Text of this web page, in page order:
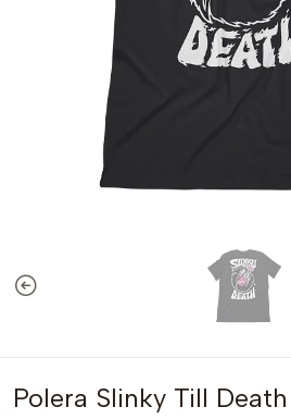
Polera Slinky Till Death